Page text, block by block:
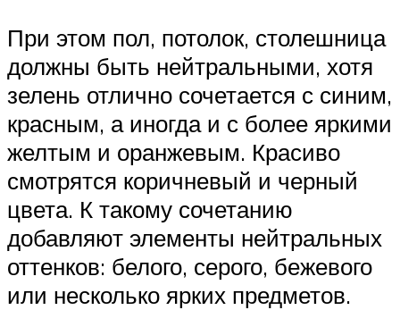
При этом пол, потолок, столешница
должны быть нейтральными, хотя
зелень отлично сочетается с синим,
красным, а иногда и с более яркими
желтым и оранжевым. Красиво
смотрятся коричневый и черный
цвета. К такому сочетанию
добавляют элементы нейтральных
оттенков: белого, серого, бежевого
или несколько ярких предметов.